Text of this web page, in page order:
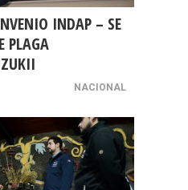
INDAP – SE
PLAGA
NACIONAL